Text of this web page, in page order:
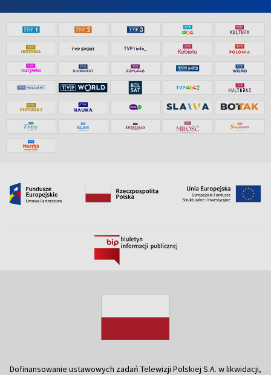
Dofinansowanie ustawowych zadań Telewizji Polskiej S.A. w likwidacji,